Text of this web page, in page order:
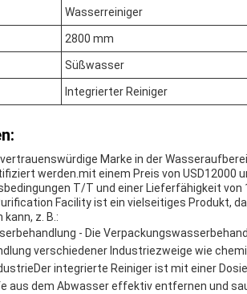
Wasserreiniger
2800 mm
Süßwasser
Integrierter Reiniger
vertrauenswürdige Marke in der
werden.mit einem Preis von USD12000
T/T und einer Lieferfähigkeit von
Facility ist ein vielseitiges Produkt,
z. B.:
- Die
verschiedener Industriezweige wie
integrierte Reiniger ist mit einer
aus dem Abwasser effektiv entfernen und